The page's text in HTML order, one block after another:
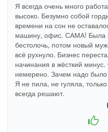
Я всегда очень много
высоко. Безумно собой
времени на сон не
машину, офис. САМА! Была
бестолочь, потом новый
всё рухнуло. Бизнес
начинания в жёсткий
немерено. Зачем надо было
Я не пила, не гуляла,
всегда решают.